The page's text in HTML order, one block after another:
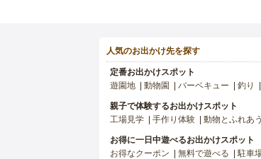
人気のお出かけ先を探す
定番お出かけスポット
遊園地
動物園 バーベキュー 釣り
親子で体験するお出かけスポット
工場見学
手作り体験 動物とふれあう
お得に一日中遊べるお出かけスポット
お得なクーポン
無料で遊べる 駐車